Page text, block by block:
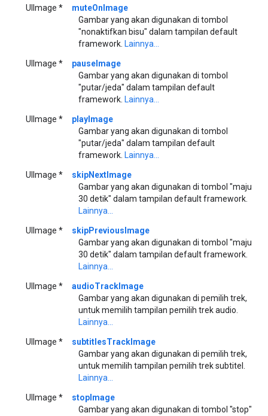
UIImage *
muteOnImage
Gambar yang akan digunakan di tombol
"nonaktifkan bisu" dalam tampilan default
framework. Lainnya...
UIImage *
pauseImage
Gambar yang akan digunakan di tombol
"putar/jeda" dalam tampilan default
framework. Lainnya...
UIImage *
playImage
Gambar yang akan digunakan di tombol
"putar/jeda" dalam tampilan default
framework. Lainnya...
UIImage *
skipNextImage
Gambar yang akan digunakan di tombol "maju
30 detik" dalam tampilan default framework.
Lainnya...
UIImage *
skipPreviousImage
Gambar yang akan digunakan di tombol "maju
30 detik" dalam tampilan default framework.
Lainnya...
UIImage *
audioTrackImage
Gambar yang akan digunakan di pemilih trek,
untuk memilih tampilan pemilih trek audio.
Lainnya...
UIImage *
subtitlesTrackImage
Gambar yang akan digunakan di pemilih trek,
untuk memilih tampilan pemilih trek subtitel.
Lainnya...
UIImage *
stopImage
Gambar yang akan digunakan di tombol "stop"